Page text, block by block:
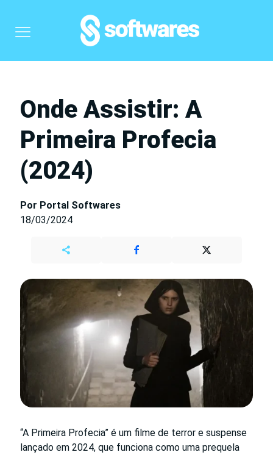
Onde Assistir: A
Primeira Profecia
(2024)
Por Portal Softwares
18/03/2024
“A Primeira Profecia” é um filme de terror e suspense
lançado em 2024, que funciona como uma prequela